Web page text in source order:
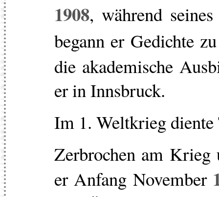
1908, während
begann er Gedichte
die akademische
er in Innsbruck.
Im 1. Weltkrieg
Zerbrochen am
er Anfang November